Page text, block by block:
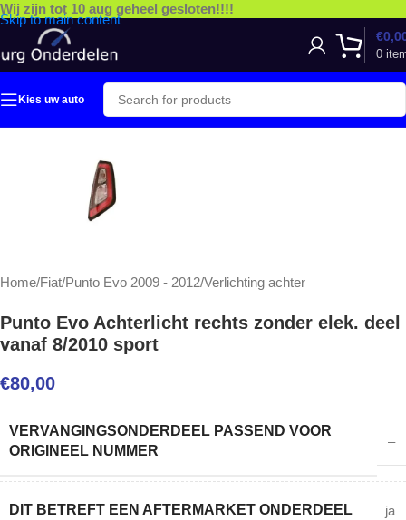
Skip to main content
Wij zijn tot 10 aug geheel gesloten!!!!
0
€
Kies uw auto
Home/Fiat/Punto Evo 2009 - 2012/Verlichting achter
Punto Evo Achterlicht rechts zonder elek. deel
vanaf 8/2010 sport
€80,00
VERVANGINGSONDERDEEL PASSEND VOOR
ORIGINEEL NUMMER
–
DIT BETREFT EEN AFTERMARKET ONDERDEEL ja